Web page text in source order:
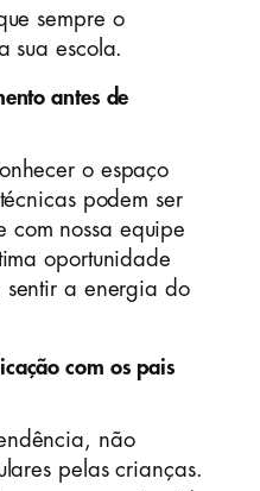
sempre o
sua escola.
antes de
o espaço
podem ser
com nossa equipe
oportunidade
a energia do
com os pais
não
pelas crianças.